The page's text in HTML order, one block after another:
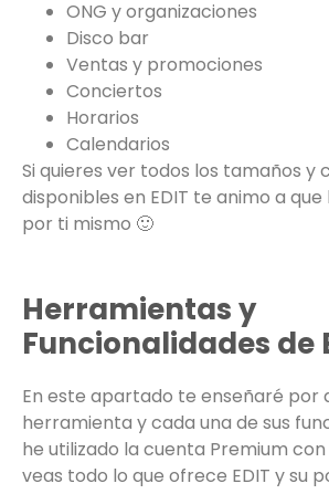
ONG y organizaciones
Disco bar
Ventas y promociones
Conciertos
Horarios
Calendarios
Si quieres ver todos los tamaños y
disponibles en EDIT te animo a
por ti mismo 🙂
Herramientas y
Funcionalidades de
En este apartado te enseñaré por
herramienta y cada una de sus
he utilizado la cuenta Premium
veas todo lo que ofrece EDIT y su